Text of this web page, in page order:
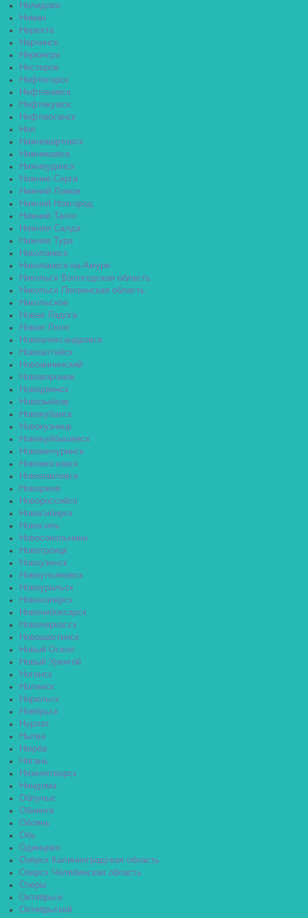
Нелидово
Неман
Нерехта
Нерчинск
Нерюнгри
Нестеров
Нефтегорск
Нефтекамск
Нефтекумск
Нефтеюганск
Нея
Нижневартовск
Нижнекамск
Нижнеудинск
Нижние Серги
Нижний Ломов
Нижний Новгород
Нижний Тагил
Нижняя Салда
Нижняя Тура
Николаевск
Николаевск-на-Амуре
Никольск Вологодская область
Никольск Пензенская область
Никольское
Новая Ладога
Новая Ляля
Новоалександровск
Новоалтайск
Новоаннинский
Нововоронеж
Новодвинск
Новозыбков
Новокубанск
Новокузнецк
Новокуйбышевск
Новомичуринск
Новомосковск
Новопавловск
Новоржев
Новороссийск
Новосибирск
Новосиль
Новосокольники
Новотроицк
Новоузенск
Новоульяновск
Новоуральск
Новохопёрск
Новочебоксарск
Новочеркасск
Новошахтинск
Новый Оскол
Новый Уренгой
Ногинск
Нолинск
Норильск
Ноябрьск
Нурлат
Нытва
Нюрба
Нягань
Нязелетворск
Няндома
Облучье
Обнинск
Обоянь
Обь
Одинцово
Озёрск Калининградская область
Озерск Челябинская область
Озеры
Октябрьск
Октябрьский